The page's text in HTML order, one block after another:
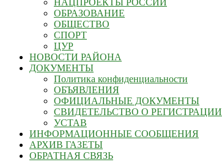
НАЦПРОЕКТЫ РОССИИ
ОБРАЗОВАНИЕ
ОБЩЕСТВО
СПОРТ
ЦУР
НОВОСТИ РАЙОНА
ДОКУМЕНТЫ
Политика конфиденциальности
ОБЪЯВЛЕНИЯ
ОФИЦИАЛЬНЫЕ ДОКУМЕНТЫ
СВИДЕТЕЛЬСТВО О РЕГИСТРАЦИИ
УСТАВ
ИНФОРМАЦИОННЫЕ СООБЩЕНИЯ
АРХИВ ГАЗЕТЫ
ОБРАТНАЯ СВЯЗЬ